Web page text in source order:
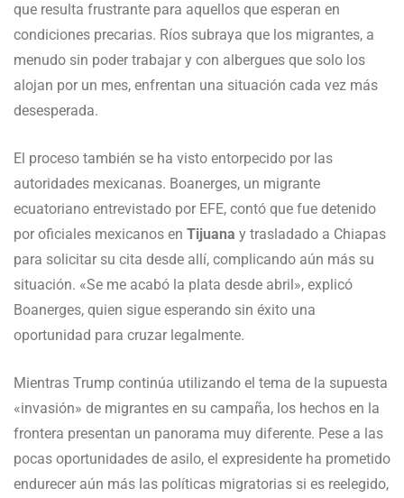
que resulta frustrante para aquellos que esperan en
condiciones precarias. Ríos subraya que los migrantes, a
menudo sin poder trabajar y con albergues que solo los
alojan por un mes, enfrentan una situación cada vez más
desesperada.
El proceso también se ha visto entorpecido por las
autoridades mexicanas. Boanerges, un migrante
ecuatoriano entrevistado por EFE, contó que fue detenido
por oficiales mexicanos en Tijuana y trasladado a Chiapas
para solicitar su cita desde allí, complicando aún más su
situación. «Se me acabó la plata desde abril», explicó
Boanerges, quien sigue esperando sin éxito una
oportunidad para cruzar legalmente.
Mientras Trump continúa utilizando el tema de la supuesta
«invasión» de migrantes en su campaña, los hechos en la
frontera presentan un panorama muy diferente. Pese a las
pocas oportunidades de asilo, el expresidente ha prometido
endurecer aún más las políticas migratorias si es reelegido,